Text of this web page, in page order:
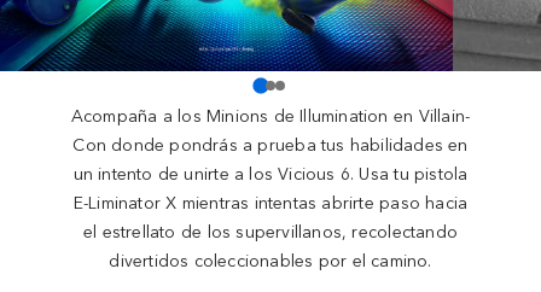
Acompaña a los Minions de Illumination en Villain-
Con donde pondrás a prueba tus habilidades en
un intento de unirte a los Vicious 6. Usa tu pistola
E-Liminator X mientras intentas abrirte paso hacia
el estrellato de los supervillanos, recolectando
divertidos coleccionables por el camino.